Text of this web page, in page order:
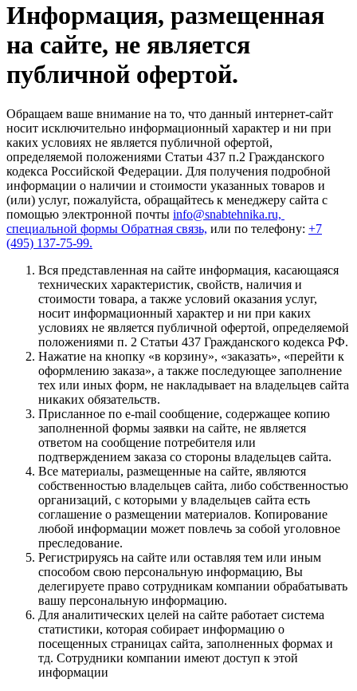
Информация, размещенная
на сайте, не является
публичной офертой.
Обращаем ваше внимание на то, что данный интернет-сайт
носит исключительно информационный характер и ни при
каких условиях не является публичной офертой,
определяемой положениями Статьи 437 п.2 Гражданского
кодекса Российской Федерации. Для получения подробной
информации о наличии и стоимости указанных товаров и
(или) услуг, пожалуйста, обращайтесь к менеджеру сайта с
помощью электронной почты info@snabtehnika.ru,
специальной формы Обратная связь, или по телефону: +7
(495) 137-75-99.
Вся представленная на сайте информация, касающаяся
технических характеристик, свойств, наличия и
стоимости товара, а также условий оказания услуг,
носит информационный характер и ни при каких
условиях не является публичной офертой, определяемой
положениями п. 2 Статьи 437 Гражданского кодекса РФ.
Нажатие на кнопку «в корзину», «заказать», «перейти к
оформлению заказа», а также последующее заполнение
тех или иных форм, не накладывает на владельцев сайта
никаких обязательств.
Присланное по e-mail сообщение, содержащее копию
заполненной формы заявки на сайте, не является
ответом на сообщение потребителя или
подтверждением заказа со стороны владельцев сайта.
Все материалы, размещенные на сайте, являются
собственностью владельцев сайта, либо собственностью
организаций, с которыми у владельцев сайта есть
соглашение о размещении материалов. Копирование
любой информации может повлечь за собой уголовное
преследование.
Регистрируясь на сайте или оставляя тем или иным
способом свою персональную информацию, Вы
делегируете право сотрудникам компании обрабатывать
вашу персональную информацию.
Для аналитических целей на сайте работает система
статистики, которая собирает информацию о
посещенных страницах сайта, заполненных формах и
тд. Сотрудники компании имеют доступ к этой
информации